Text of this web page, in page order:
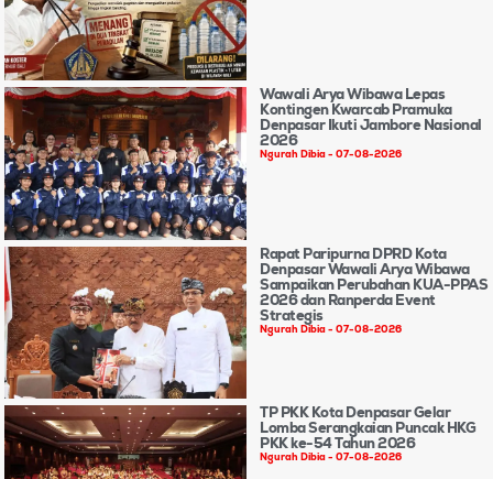
Wawali Arya Wibawa Lepas
Kontingen Kwarcab Pramuka
Denpasar Ikuti Jambore Nasional
2026
Ngurah Dibia 07-08-2026
Rapat Paripurna DPRD Kota
Denpasar Wawali Arya Wibawa
Sampaikan Perubahan KUA-PPAS
2026 dan Ranperda Event
Strategis
Ngurah Dibia 07-08-2026
TP PKK Kota Denpasar Gelar
Lomba Serangkaian Puncak HKG
PKK ke-54 Tahun 2026
Ngurah Dibia 07-08-2026